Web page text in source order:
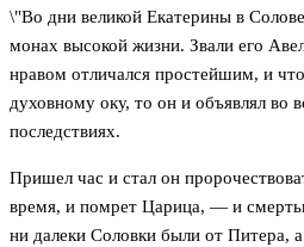
\"Во дни великой Екатерины в
монах высокой жизни. Звали его
нравом отличался простейшим, и
духовному оку, то он и объявлял во
последствиях.
Пришел час и стал он
время, и помрет Царица, — и
ни далеки Соловки были от Питера,